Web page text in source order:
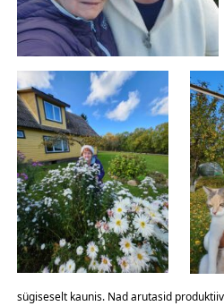
sügiseselt kaunis. Nad arutasid